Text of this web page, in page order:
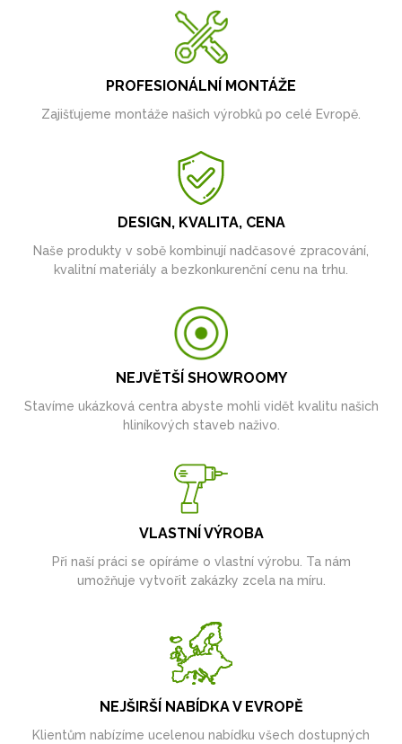
PROFESIONÁLNÍ MONTÁŽE
Zajišťujeme montáže našich výrobků po celé Evropě.
DESIGN, KVALITA, CENA
Naše produkty v sobě kombinují nadčasové zpracování,
kvalitní materiály a bezkonkurenční cenu na trhu.
NEJVĚTŠÍ SHOWROOMY
Stavíme ukázková centra abyste mohli vidět kvalitu našich
hliníkových staveb naživo.
VLASTNÍ VÝROBA
Při naší práci se opíráme o vlastní výrobu. Ta nám
umožňuje vytvořit zakázky zcela na míru.
NEJŠIRŠÍ NABÍDKA V EVROPĚ
Klientům nabízíme ucelenou nabídku všech dostupných